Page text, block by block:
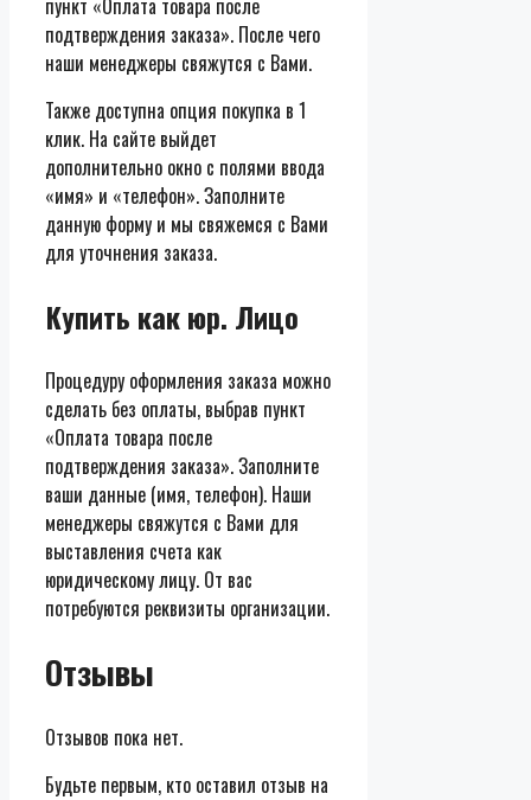
пункт «Оплата товара после
подтверждения заказа». После чего
наши менеджеры свяжутся с Вами.
Также доступна опция покупка в 1
клик. На сайте выйдет
дополнительно окно с полями ввода
«имя» и «телефон». Заполните
данную форму и мы свяжемся с Вами
для уточнения заказа.
Купить как юр. Лицо
Процедуру оформления заказа можно
сделать без оплаты, выбрав пункт
«Оплата товара после
подтверждения заказа». Заполните
ваши данные (имя, телефон). Наши
менеджеры свяжутся с Вами для
выставления счета как
юридическому лицу. От вас
потребуются реквизиты организации.
Отзывы
Отзывов пока нет.
Будьте первым, кто оставил отзыв на